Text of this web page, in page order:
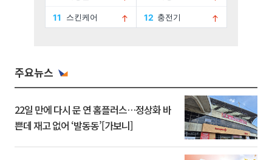
주요뉴스
22일 만에 다시 문 연 홈플러스…정상화 바
쁜데 재고 없어 ‘발동동’[가보니]